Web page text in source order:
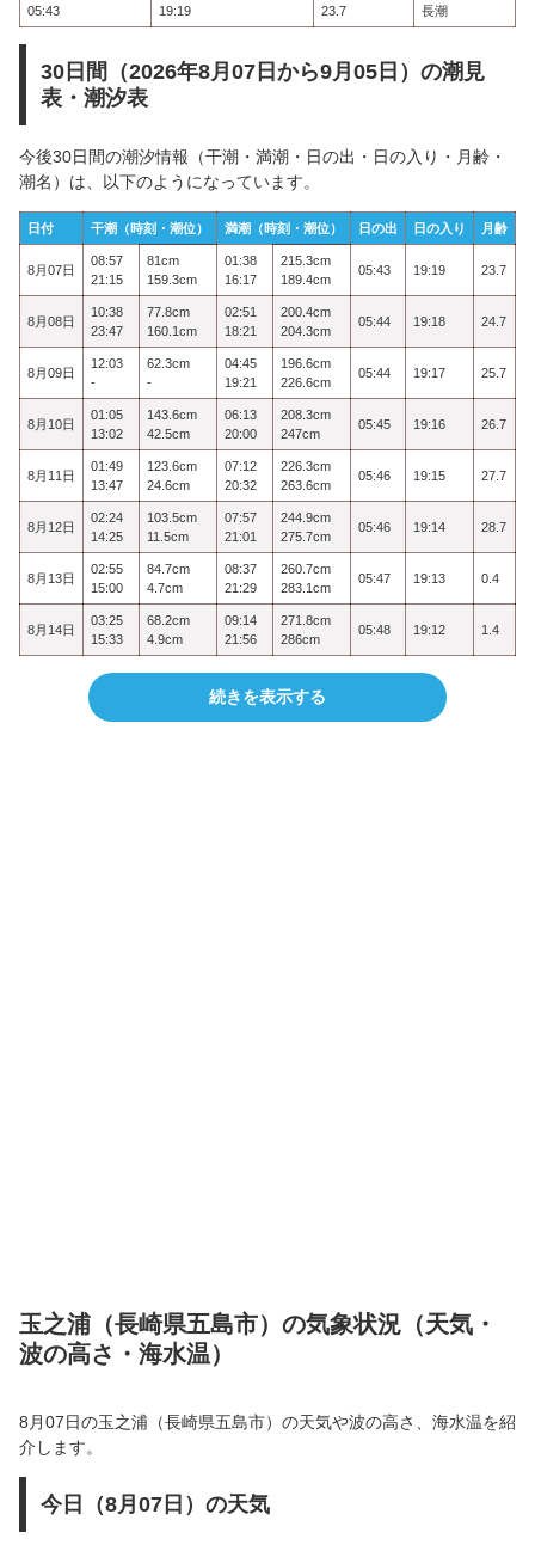
05:43 19:19 23.7 長潮
30日間（2026年8月07日から9月05日）の潮見
表・潮汐表
今後30日間の潮汐情報（干潮・満潮・日の出・日の入り・月齢・
潮名）は、以下のようになっています。
日付 干潮（時刻・潮位） 満潮（時刻・潮位） 日の出 日の入り 月齢
8月07日
08:57
21:15
81cm
159.3cm
01:38
16:17
215.3cm
189.4cm
05:43 19:19 23.7
8月08日
10:38
23:47
77.8cm
160.1cm
02:51
18:21
200.4cm
204.3cm
05:44 19:18 24.7
8月09日
12:03
-
62.3cm
-
04:45
19:21
196.6cm
226.6cm
05:44 19:17 25.7
8月10日
01:05
13:02
143.6cm
42.5cm
06:13
20:00
208.3cm
247cm
05:45 19:16 26.7
8月11日
01:49
13:47
123.6cm
24.6cm
07:12
20:32
226.3cm
263.6cm
05:46 19:15 27.7
8月12日
02:24
14:25
103.5cm
11.5cm
07:57
21:01
244.9cm
275.7cm
05:46 19:14 28.7
8月13日
02:55
15:00
84.7cm
4.7cm
08:37
21:29
260.7cm
283.1cm
05:47 19:13 0.4
8月14日
03:25
15:33
68.2cm
4.9cm
09:14
21:56
271.8cm
286cm
05:48 19:12 1.4
続きを表示する
玉之浦（長崎県五島市）の気象状況（天気・
波の高さ・海水温）
8月07日の玉之浦（長崎県五島市）の天気や波の高さ、海水温を紹
介します。
今日（8月07日）の天気